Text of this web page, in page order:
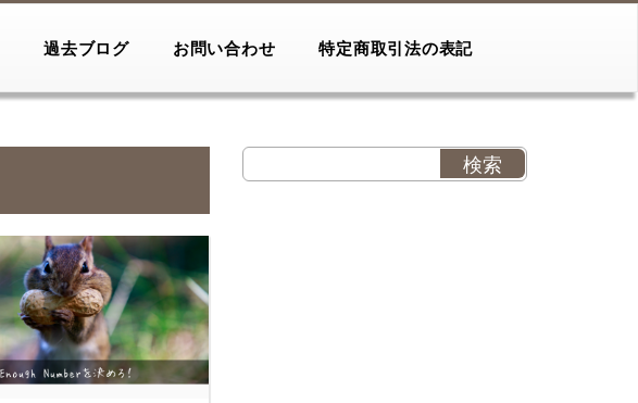
過去ブログ お問い合わせ 特定商取引法の表記